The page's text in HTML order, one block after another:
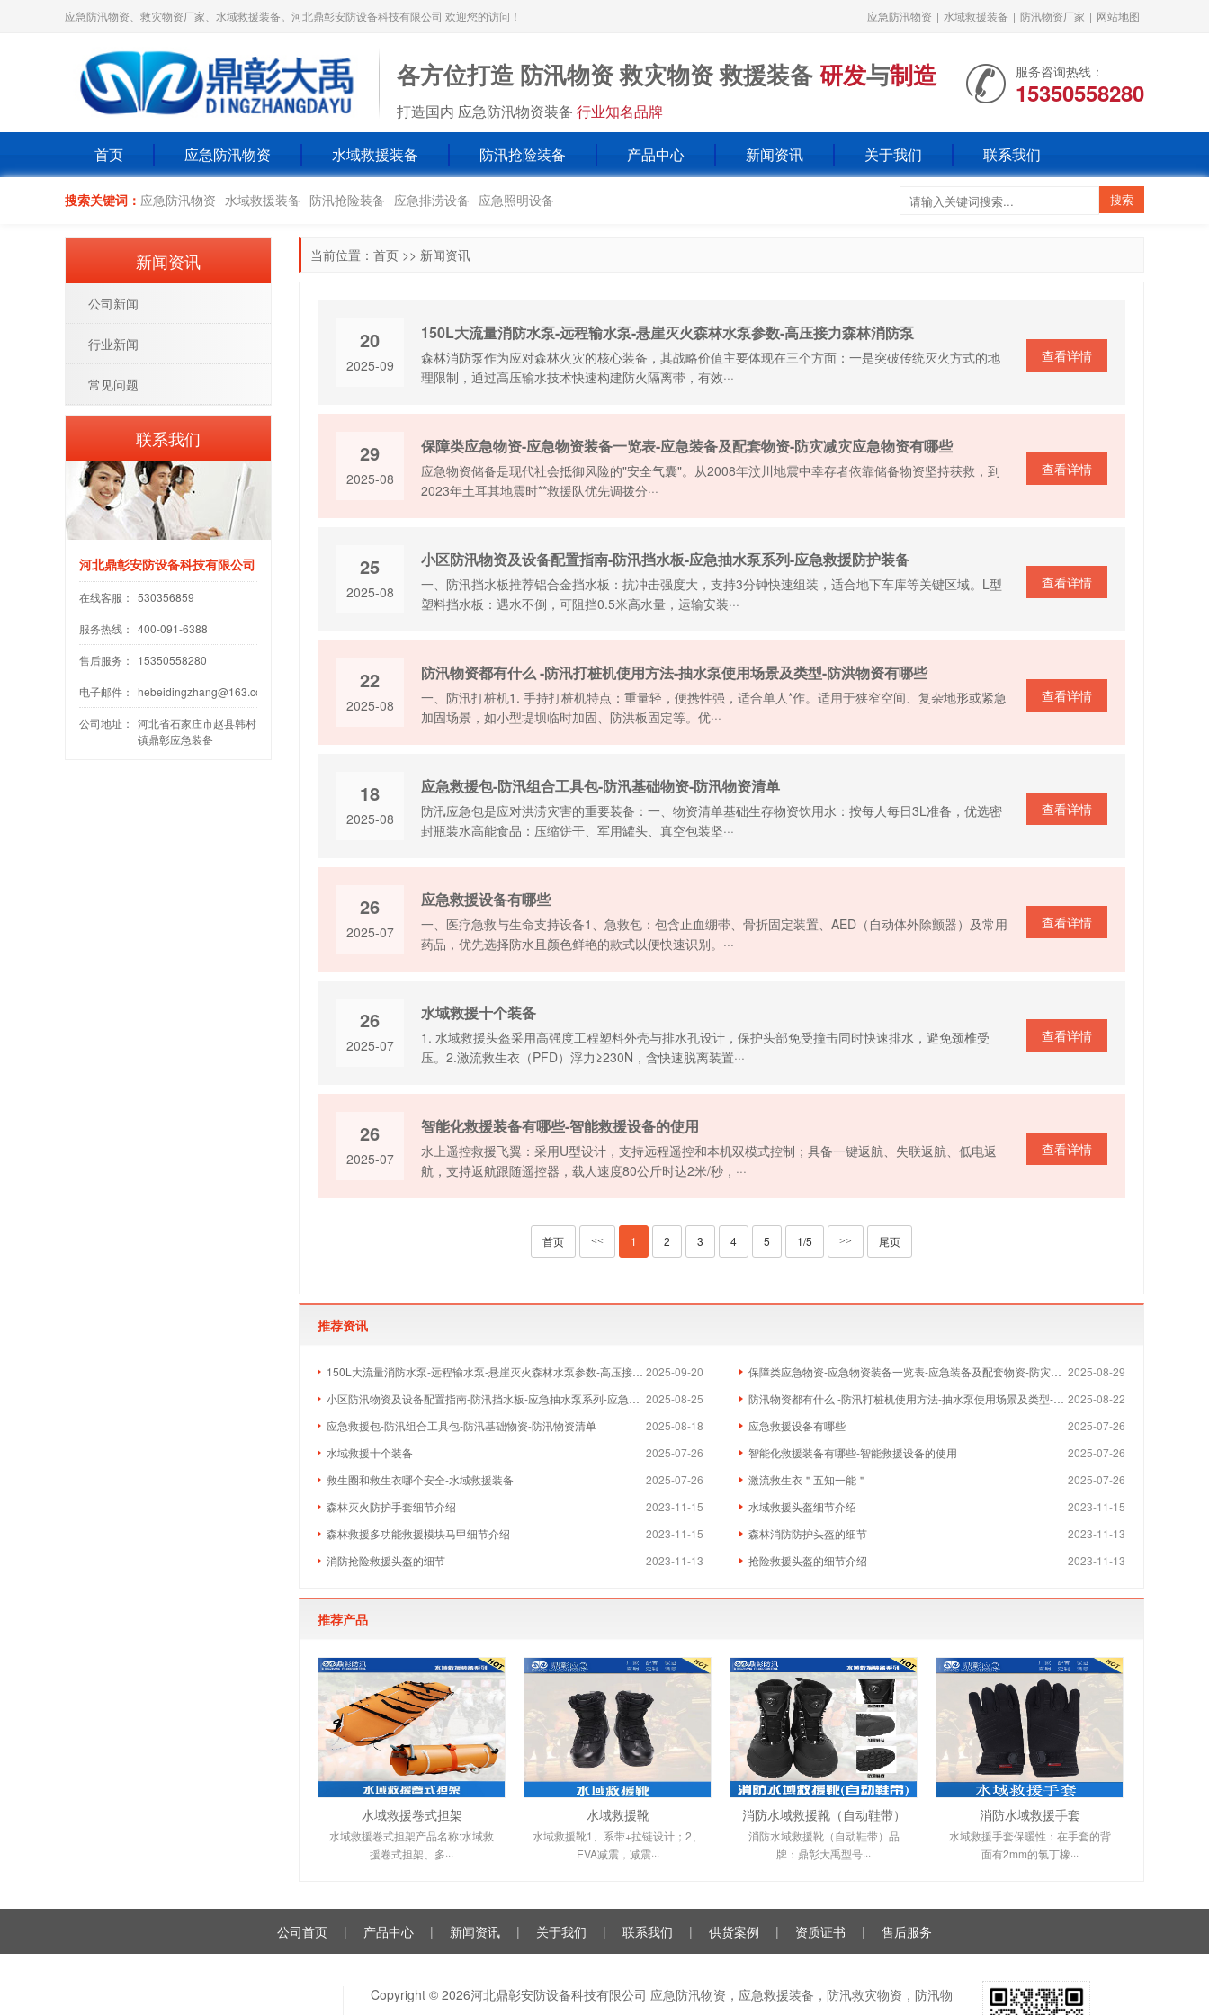
应急防汛物资、救灾物资厂家、水域救援装备。河北鼎彰安防设备科技有限公司 欢迎您的访问！ 应急防汛物资 | 水域救援装备 | 防汛物资厂家 | 网站地图
各方位打造 防汛物资 救灾物资 救援装备研发与制造
打造国内 应急防汛物资装备 行业知名品牌
服务咨询热线：
15350558280
首页 应急防汛物资 水域救援装备 防汛抢险装备 产品中心 新闻资讯 关于我们 联系我们
搜索关键词： 应急防汛物资 水域救援装备 防汛抢险装备 应急排涝设备 应急照明设备
当前位置： 首页 >> 新闻资讯
20
2025-09
150L大流量消防水泵-远程输水泵-悬崖灭火森林水泵参数-高压接力森林消防泵
森林消防泵作为应对森林火灾的核心装备，其战略价值主要体现在三个方面：一是突破传统灭火方式的地
理限制，通过高压输水技术快速构建防火隔离带，有效···
查看详情
29
2025-08
保障类应急物资-应急物资装备一览表-应急装备及配套物资-防灾减灾应急物资有哪些
应急物资储备是现代社会抵御风险的"安全气囊"。从2008年汶川地震中幸存者依靠储备物资坚持获救，到
2023年土耳其地震时**救援队优先调拨分···
查看详情
25
2025-08
小区防汛物资及设备配置指南-防汛挡水板-应急抽水泵系列-应急救援防护装备
一、防汛挡水板推荐铝合金挡水板：抗冲击强度大，支持3分钟快速组装，适合地下车库等关键区域。L型
塑料挡水板：遇水不倒，可阻挡0.5米高水量，运输安装···
查看详情
22
2025-08
防汛物资都有什么 -防汛打桩机使用方法-抽水泵使用场景及类型-防洪物资有哪些
一、防汛打桩机1. 手持打桩机特点：重量轻，便携性强，适合单人*作。适用于狭窄空间、复杂地形或紧急
加固场景，如小型堤坝临时加固、防洪板固定等。优···
查看详情
18
2025-08
应急救援包-防汛组合工具包-防汛基础物资-防汛物资清单
防汛应急包是应对洪涝灾害的重要装备：一、物资清单基础生存物资饮用水：按每人每日3L准备，优选密
封瓶装水高能食品：压缩饼干、军用罐头、真空包装坚···
查看详情
26
2025-07
应急救援设备有哪些
一、医疗急救与生命支持设备1、急救包：包含止血绷带、骨折固定装置、AED（自动体外除颤器）及常用
药品，优先选择防水且颜色鲜艳的款式以便快速识别。···
查看详情
26
2025-07
水域救援十个装备
1. 水域救援头盔采用高强度工程塑料外壳与排水孔设计，保护头部免受撞击同时快速排水，避免颈椎受
压。2.激流救生衣（PFD）浮力≥230N，含快速脱离装置···
查看详情
26
2025-07
智能化救援装备有哪些-智能救援设备的使用
水上遥控救援飞翼：采用U型设计，支持远程遥控和本机双模式控制；具备一键返航、失联返航、低电返
航，支持返航跟随遥控器，载人速度80公斤时达2米/秒，···
查看详情
首页 << 1 2 3 4 5 1/5 >> 尾页
推荐资讯
2025-09-20
150L大流量消防水泵-远程输水泵-悬崖灭火森林水泵参数-高压接力森林消防泵 2025-08-29
保障类应急物资-应急物资装备一览表-应急装备及配套物资-防灾减灾应急物资有哪些
2025-08-25
小区防汛物资及设备配置指南-防汛挡水板-应急抽水泵系列-应急救援防护装备 2025-08-22
防汛物资都有什么 -防汛打桩机使用方法-抽水泵使用场景及类型-防洪物资有哪些
2025-08-18
应急救援包-防汛组合工具包-防汛基础物资-防汛物资清单 2025-07-26
应急救援设备有哪些
2025-07-26
水域救援十个装备 2025-07-26
智能化救援装备有哪些-智能救援设备的使用
2025-07-26
救生圈和救生衣哪个安全-水域救援装备 2025-07-26
激流救生衣＂五知一能＂
2023-11-15
森林灭火防护手套细节介绍 2023-11-15
水域救援头盔细节介绍
2023-11-15
森林救援多功能救援模块马甲细节介绍 2023-11-13
森林消防防护头盔的细节
2023-11-13
消防抢险救援头盔的细节 2023-11-13
抢险救援头盔的细节介绍
推荐产品
水域救援卷式担架
水域救援卷式担架产品名称:水域救
援卷式担架、多···
水域救援靴
水域救援靴1、系带+拉链设计；2、
EVA减震，减震···
消防水域救援靴（自动鞋带）
消防水域救援靴（自动鞋带）品
牌：鼎彰大禹型号···
消防水域救援手套
水域救援手套保暖性：在手套的背
面有2mm的氯丁橡···
新闻资讯
公司新闻
行业新闻
常见问题
联系我们
河北鼎彰安防设备科技有限公司
在线客服： 530356859
服务热线： 400-091-6388
售后服务： 15350558280
电子邮件： hebeidingzhang@163.com
公司地址： 河北省石家庄市赵县韩村
镇鼎彰应急装备
公司首页 | 产品中心 | 新闻资讯 | 关于我们 | 联系我们 | 供货案例 | 资质证书 | 售后服务
Copyright © 2026河北鼎彰安防设备科技有限公司 应急防汛物资，应急救援装备，防汛救灾物资，防汛物